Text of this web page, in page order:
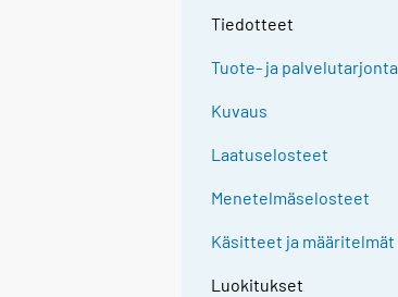
Tiedotteet
Tuote- ja palvelutarjonta
Kuvaus
Laatuselosteet
Menetelmäselosteet
Käsitteet ja määritelmät
Luokitukset